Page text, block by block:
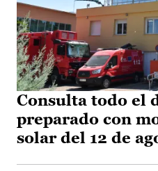
Consulta todo el
preparado con
solar del 12 de